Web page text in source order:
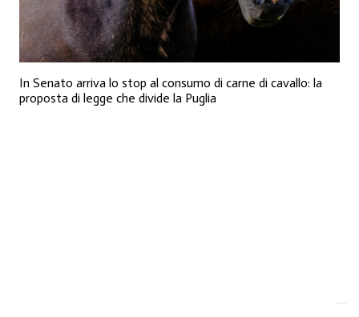
In Senato arriva lo stop al consumo di carne di cavallo: la
proposta di legge che divide la Puglia